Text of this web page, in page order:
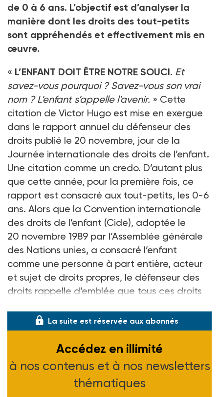
de 0 à 6 ans. L’objectif est d’analyser la
manière dont les droits des tout-petits
sont appréhendés et effectivement mis en
œuvre.
« L’ENFANT DOIT ÊTRE NOTRE SOUCI. Et
savez-vous pourquoi ? Savez-vous son vrai
nom ? L’enfant s’appelle l’avenir. » Cette
citation de Victor Hugo est mise en exergue
dans le rapport annuel du défenseur des
droits publié le 20 novembre, jour de la
Journée internationale des droits de l’enfant.
Une citation comme un credo. D’autant plus
que cette année, pour la première fois, ce
rapport est consacré aux tout-petits, les 0-6
ans. Alors que la Convention internationale
des droits de l’enfant (Cide), adoptée le
20 novembre 1989 par l’Assemblée générale
des Nations unies, a consacré l’enfant
comme une personne à part entière, acteur
et sujet de droits propres, le défenseur des
droits rappelle d’emblée que tous ces droits
La suite est réservée aux abonnés
Accédez en illimité
à nos contenus et à nos newsletters
thématiques